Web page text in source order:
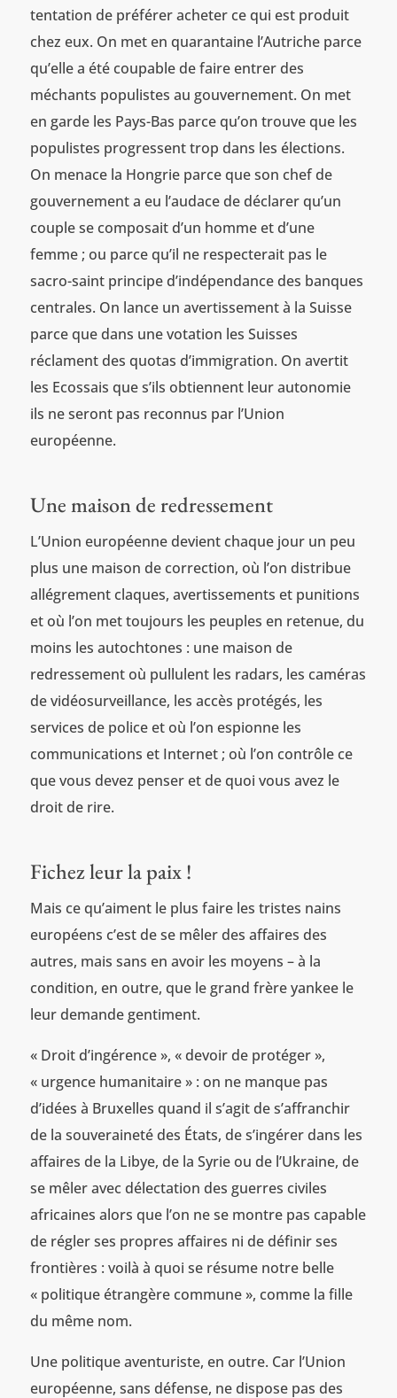
tentation de préférer acheter ce qui est produit
chez eux. On met en quarantaine l’Autriche parce
qu’elle a été coupable de faire entrer des
méchants populistes au gouvernement. On met
en garde les Pays-Bas parce qu’on trouve que les
populistes progressent trop dans les élections.
On menace la Hongrie parce que son chef de
gouvernement a eu l’audace de déclarer qu’un
couple se composait d’un homme et d’une
femme ; ou parce qu’il ne respecterait pas le
sacro-saint principe d’indépendance des banques
centrales. On lance un avertissement à la Suisse
parce que dans une votation les Suisses
réclament des quotas d’immigration. On avertit
les Ecossais que s’ils obtiennent leur autonomie
ils ne seront pas reconnus par l’Union
européenne.
Une maison de redressement
L’Union européenne devient chaque jour un peu
plus une maison de correction, où l’on distribue
allégrement claques, avertissements et punitions
et où l’on met toujours les peuples en retenue, du
moins les autochtones : une maison de
redressement où pullulent les radars, les caméras
de vidéosurveillance, les accès protégés, les
services de police et où l’on espionne les
communications et Internet ; où l’on contrôle ce
que vous devez penser et de quoi vous avez le
droit de rire.
Fichez leur la paix !
Mais ce qu’aiment le plus faire les tristes nains
européens c’est de se mêler des affaires des
autres, mais sans en avoir les moyens – à la
condition, en outre, que le grand frère yankee le
leur demande gentiment.
« Droit d’ingérence », « devoir de protéger »,
« urgence humanitaire » : on ne manque pas
d’idées à Bruxelles quand il s’agit de s’affranchir
de la souveraineté des États, de s’ingérer dans les
affaires de la Libye, de la Syrie ou de l’Ukraine, de
se mêler avec délectation des guerres civiles
africaines alors que l’on ne se montre pas capable
de régler ses propres affaires ni de définir ses
frontières : voilà à quoi se résume notre belle
« politique étrangère commune », comme la fille
du même nom.
Une politique aventuriste, en outre. Car l’Union
européenne, sans défense, ne dispose pas des